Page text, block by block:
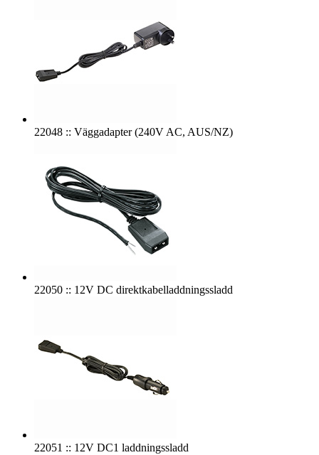
22048 :: Väggadapter (240V AC, AUS/NZ)
22050 :: 12V DC direktkabelladdningssladd
22051 :: 12V DC1 laddningssladd